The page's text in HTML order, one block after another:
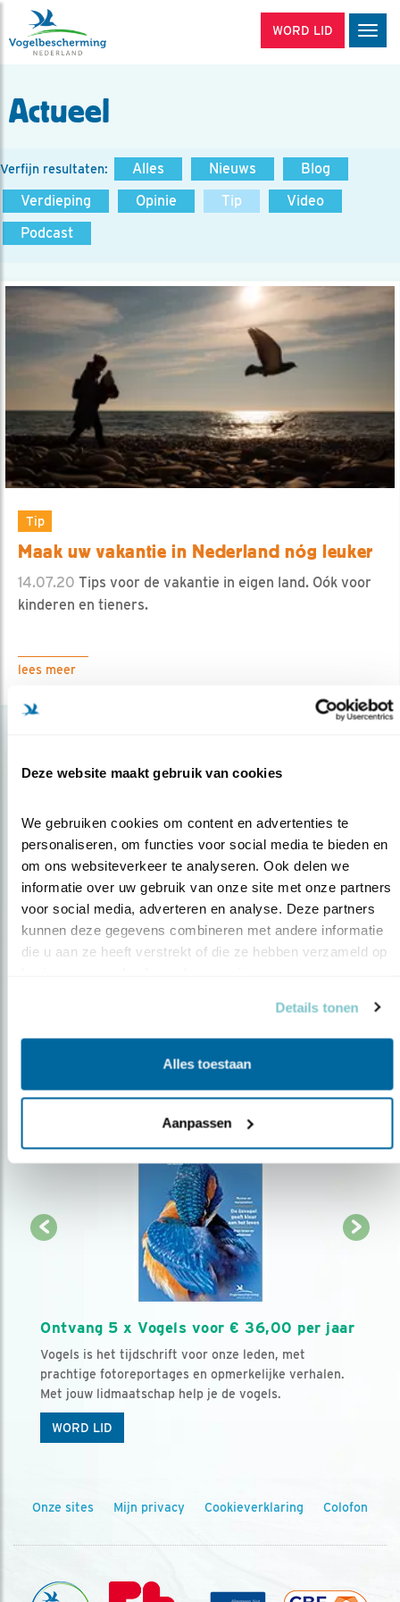
Deze website maakt gebruik van cookies
We gebruiken cookies om content en advertenties te
personaliseren, om functies voor social media te bieden en
om ons websiteverkeer te analyseren. Ook delen we
informatie over uw gebruik van onze site met onze partners
voor social media, adverteren en analyse. Deze partners
kunnen deze gegevens combineren met andere informatie
die u aan ze heeft verstrekt of die ze hebben verzameld op
Details tonen
Alles toestaan
Aanpassen
WORD LID
Actueel
Verfijn resultaten: Alles Nieuws
Blog
Verdieping
Opinie Tip
Video
Podcast
Tip
Maak uw vakantie in Nederland nóg leuker
14.07.20 Tips voor de vakantie in eigen land. Oók voor
kinderen en tieners.
lees meer
Op de hoogte blijven?
Meld je aan en ontvang nieuws, inspiratie, acties en tips
over vogels en activiteiten van Vogelbescherming.
Ontvang 5 x Vogels voor € 36,00 per jaar
Vogels is het tijdschrift voor onze leden, met
prachtige fotoreportages en opmerkelijke verhalen.
Met jouw lidmaatschap help je de vogels.
WORD LID
Onze sites Mijn privacy Cookieverklaring Colofon